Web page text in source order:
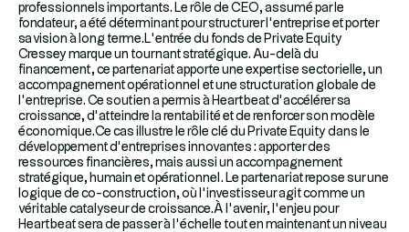
professionnels importants. Le rôle de CEO, assumé par le
fondateur, a été déterminant pour structurer l’entreprise et porter
sa vision à long terme.L’entrée du fonds de Private Equity
Cressey marque un tournant stratégique. Au-delà du
financement, ce partenariat apporte une expertise sectorielle, un
accompagnement opérationnel et une structuration globale de
l’entreprise. Ce soutien a permis à Heartbeat d’accélérer sa
croissance, d’atteindre la rentabilité et de renforcer son modèle
économique.Ce cas illustre le rôle clé du Private Equity dans le
développement d’entreprises innovantes : apporter des
ressources financières, mais aussi un accompagnement
stratégique, humain et opérationnel. Le partenariat repose sur une
logique de co-construction, où l’investisseur agit comme un
véritable catalyseur de croissance.À l’avenir, l’enjeu pour
Heartbeat sera de passer à l’échelle tout en maintenant un niveau